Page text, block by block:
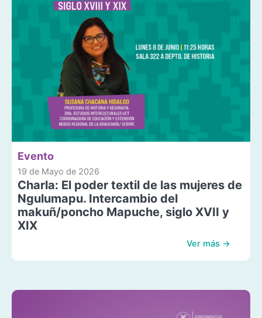
Evento
19 de Mayo de 2026
Charla: El poder textil de las mujeres de
Ngulumapu. Intercambio del
makuñ/poncho Mapuche, siglo XVII y
XIX
Ver más →